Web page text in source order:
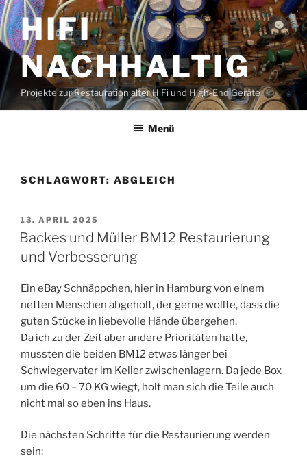
Zum
Inhalt
springenHIFI
NACHHALTIG
Projekte zur Restauration alter HiFi und High-End Geräte
Menü
SCHLAGWORT: ABGLEICH
VERÖFFENTLICHT
AM
13. APRIL 2025
Backes und Müller BM12 Restaurierung
und Verbesserung
Ein eBay Schnäppchen, hier in Hamburg von einem
netten Menschen abgeholt, der gerne wollte, dass die
guten Stücke in liebevolle Hände übergehen.
Da ich zu der Zeit aber andere Prioritäten hatte,
mussten die beiden BM12 etwas länger bei
Schwiegervater im Keller zwischenlagern. Da jede Box
um die 60 – 70 KG wiegt, holt man sich die Teile auch
nicht mal so eben ins Haus.
Die nächsten Schritte für die Restaurierung werden
sein: